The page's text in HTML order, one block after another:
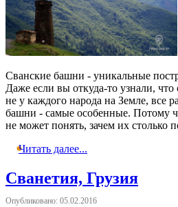
Сванские башни - уникальные
Даже если вы откуда-то узнали,
не у каждого народа на Земле, все
башни - самые особенные. Потому
не может понять, зачем их столько
Читать далее...
Сванетия, Грузия
Опубликовано: 05.02.2016